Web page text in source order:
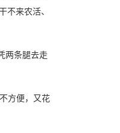
不来农活、
两条腿去走
方便，又花